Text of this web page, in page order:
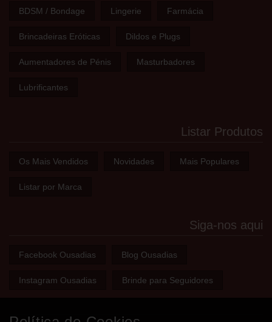
BDSM / Bondage Lingerie Farmácia
Brincadeiras Eróticas Dildos e Plugs
Aumentadores de Pénis Masturbadores
Lubrificantes
Listar Produtos
Os Mais Vendidos Novidades Mais Populares
Listar por Marca
Siga-nos aqui
Facebook Ousadias Blog Ousadias
Instagram Ousadias Brinde para Seguidores